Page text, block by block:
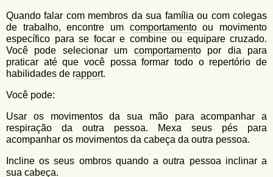
Quando falar com membros da sua família ou com colegas
de trabalho, encontre um comportamentoou movimento
específico para se focar e combine ou equipare cruzado.
Você pode selecionar um comportamentopor dia para
praticar até que você possa formar todo o repertório de
habilidades de rapport.
Você pode:
Usar os movimentos da sua mão para acompanhar a
respiração da outra pessoa. Mexa seus pés para
acompanhar os movimentos da cabeça da outra pessoa.
Incline os seus ombros quando a outra pessoa inclinar a
sua cabeça.